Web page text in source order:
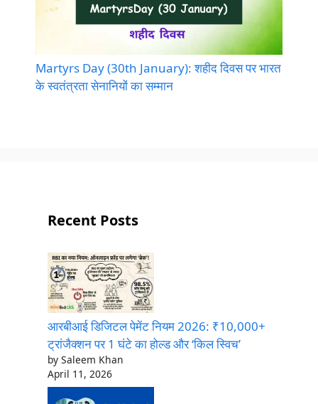
Martyrs Day (30th January): शहीद दिवस पर भारत
के स्वतंत्रता सेनानियों का सम्मान
Recent Posts
आरबीआई डिजिटल पेमेंट नियम 2026: ₹10,000+
ट्रांजैक्शन पर 1 घंटे का होल्ड और ‘किल स्विच’
by Saleem Khan
April 11, 2026